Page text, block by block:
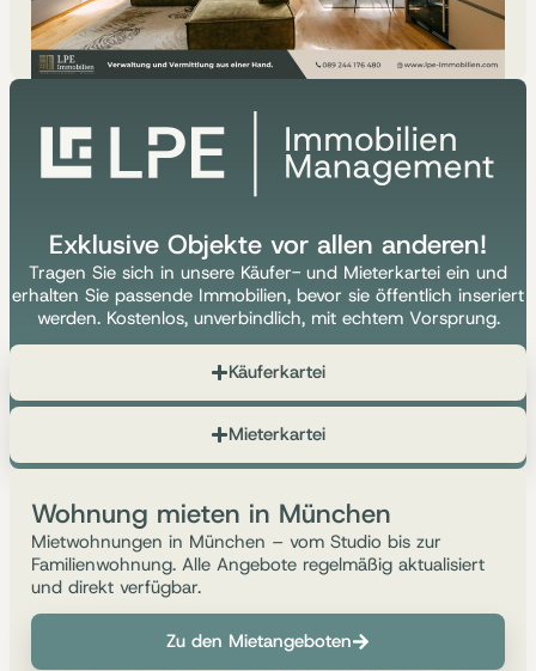
Exklusive Objekte vor allen anderen!
Tragen Sie sich in unsere Käufer- und Mieterkartei ein und
erhalten Sie passende Immobilien, bevor sie öffentlich inseriert
werden. Kostenlos, unverbindlich, mit echtem Vorsprung.
Käuferkartei
Mieterkartei
Wohnung mieten in München
Mietwohnungen in München – vom Studio bis zur
Familienwohnung. Alle Angebote regelmäßig aktualisiert
und direkt verfügbar.
Zu den Mietangeboten